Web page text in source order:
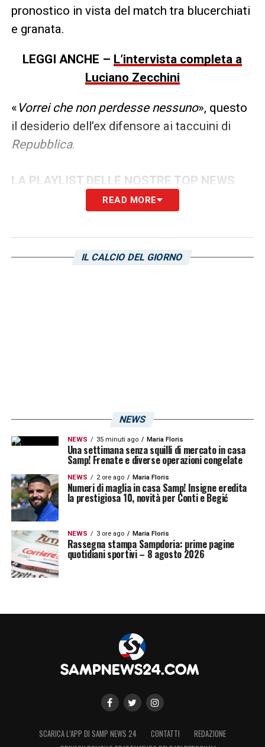
pronostico in vista del match tra blucerchiati
e granata.
LEGGI ANCHE – L’intervista completa a
Luciano Zecchini
« Vorrei che non perdesse nessuno», questo
il desiderio dell’ex difensore ai taccuini di
Repubblica.
LA PLAYLIST DELLE NOSTRE TOP NEWS
READ MORE
IL CALCIO DEL GIORNO
NEWS
NEWS 35 minuti ago Maria Floris
Una settimana senza squilli di mercato in casa
Samp! Frenate e diverse operazioni congelate
NEWS 2 ore ago Maria Floris
Numeri di maglia in casa Samp! Insigne eredita
la prestigiosa 10, novità per Conti e Begić
NEWS 3 ore ago Maria Floris
Rassegna stampa Sampdoria: prime pagine
quotidiani sportivi – 8 agosto 2026
SCARICA L’APP DI SAMP NEWS 24 CONTATTI
REDAZIONE